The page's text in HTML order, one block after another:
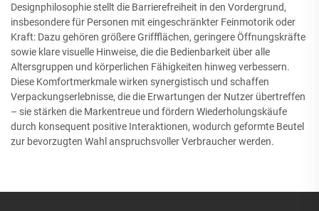
Designphilosophie stellt die Barrierefreiheit in den Vordergrund,
insbesondere für Personen mit eingeschränkter Feinmotorik oder
Kraft: Dazu gehören größere Griffflächen, geringere Öffnungskräfte
sowie klare visuelle Hinweise, die die Bedienbarkeit über alle
Altersgruppen und körperlichen Fähigkeiten hinweg verbessern.
Diese Komfortmerkmale wirken synergistisch und schaffen
Verpackungserlebnisse, die die Erwartungen der Nutzer übertreffen
– sie stärken die Markentreue und fördern Wiederholungskäufe
durch konsequent positive Interaktionen, wodurch geformte Beutel
zur bevorzugten Wahl anspruchsvoller Verbraucher werden.